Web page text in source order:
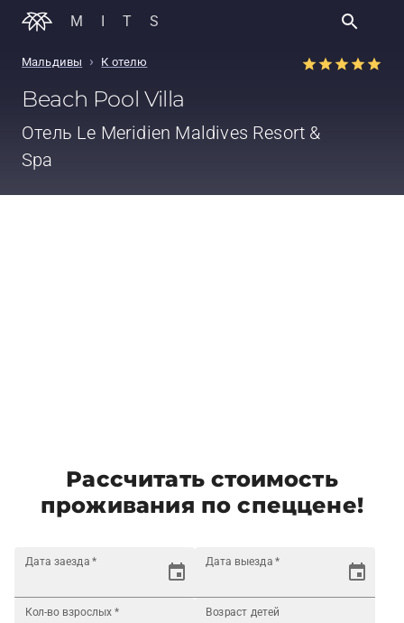
MITS
Мальдивы › К отелю
Beach Pool Villa
Отель Le Meridien Maldives Resort &
Spa
Рассчитать стоимость
проживания по спеццене!
Дата заезда * Дата выезда *
Кол-во взрослых * Возраст детей